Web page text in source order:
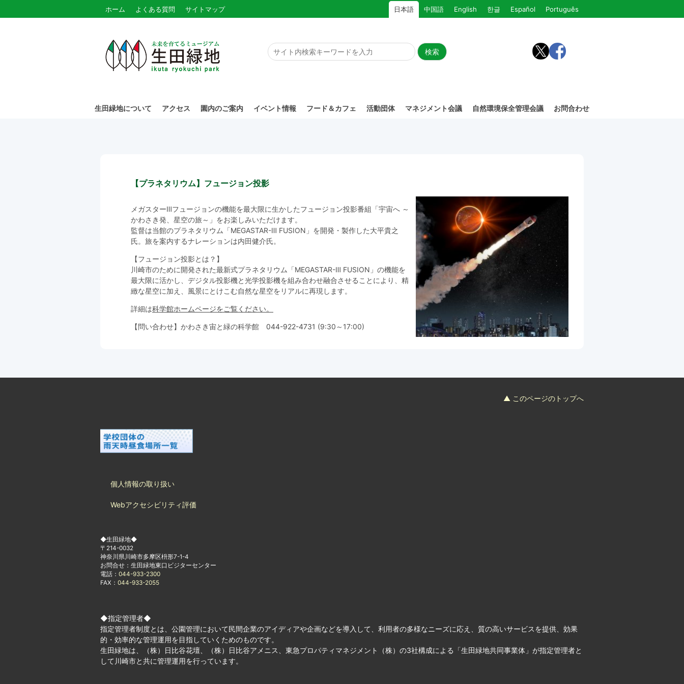
ホーム よくある質問 サイトマップ 日本語 中国語 English 한글 Español Português
生田緑地について アクセス 園内のご案内 イベント情報 フード＆カフェ 活動団体 マネジメント会議 自然環境保全管理会議 お問合わせ
【プラネタリウム】フュージョン投影
メガスターⅢフュージョンの機能を最大限に生かしたフュージョン投影番組「宇宙へ ～
かわさき発、星空の旅～」をお楽しみいただけます。
監督は当館のプラネタリウム「MEGASTAR-Ⅲ FUSION」を開発・製作した大平貴之
氏。旅を案内するナレーションは内田健介氏。
【フュージョン投影とは？】
川崎市のために開発された最新式プラネタリウム「MEGASTAR-Ⅲ FUSION」の機能を
最大限に活かし、デジタル投影機と光学投影機を組み合わせ融合させることにより、精
緻な星空に加え、風景にとけこむ自然な星空をリアルに再現します。
詳細は科学館ホームページをご覧ください。
【問い合わせ】かわさき宙と緑の科学館 044-922-4731 (9:30～17:00)
▲ このページのトップへ
個人情報の取り扱い
Webアクセシビリティ評価
◆生田緑地◆
〒214-0032
神奈川県川崎市多摩区枡形7-1-4
お問合せ：生田緑地東口ビジターセンター
電話： 044-933-2300
FAX： 044-933-2055
◆指定管理者◆
指定管理者制度とは、公園管理において民間企業のアイディアや企画などを導入して、利用者の多様なニーズに応え、質の高いサービスを提供、効果
的・効率的な管理運用を目指していくためのものです。
生田緑地は、（株）日比谷花壇、（株）日比谷アメニス、東急プロパティマネジメント（株）の3社構成による「生田緑地共同事業体」が指定管理者と
して川崎市と共に管理運用を行っています。